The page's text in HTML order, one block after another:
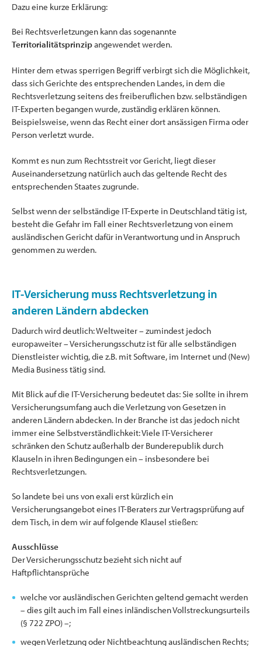
Dazu eine kurze Erklärung:
Bei Rechtsverletzungen kann das sogenannte
Territorialitätsprinzipangewendet werden.
Hinter dem etwas sperrigen Begriff verbirgt sich die Möglichkeit,
dass sich Gerichte des entsprechenden Landes, in dem die
Rechtsverletzung seitens des freiberuflichen bzw. selbständigen
IT-Experten begangen wurde, zuständig erklären können.
Beispielsweise, wenn das Recht einer dort ansässigen Firma oder
Person verletzt wurde.
Kommt es nun zum Rechtsstreit vor Gericht, liegt dieser
Auseinandersetzung natürlich auch das geltende Recht des
entsprechenden Staates zugrunde.
Selbst wenn der selbständige IT-Experte in Deutschland tätig ist,
besteht die Gefahr im Fall einer Rechtsverletzung von einem
ausländischen Gericht dafür in Verantwortung und in Anspruch
genommen zu werden.
IT-Versicherung muss Rechtsverletzung in
anderen Ländern abdecken
Dadurch wird deutlich: Weltweiter – zumindest jedoch
europaweiter – Versicherungsschutz ist für alle selbständigen
Dienstleister wichtig, die z.B. mit Software, im Internet und (New)
Media Business tätig sind.
Mit Blick auf die IT-Versicherung bedeutet das: Sie sollte in ihrem
Versicherungsumfang auch die Verletzung von Gesetzen in
anderen Ländern abdecken. In der Branche ist das jedoch nicht
immer eine Selbstverständlichkeit: Viele IT-Versicherer
schränken den Schutz außerhalb der Bunderepublik durch
Klauseln in ihren Bedingungen ein – insbesondere bei
Rechtsverletzungen.
So landete bei uns von exali erst kürzlich ein
Versicherungsangebot eines IT-Beraters zur Vertragsprüfung auf
dem Tisch, in dem wir auf folgende Klausel stießen:
Ausschlüsse
Der Versicherungsschutz bezieht sich nicht auf
Haftpflichtansprüche
welche vor ausländischen Gerichten geltend gemacht werden
– dies gilt auch im Fall eines inländischen Vollstreckungsurteils
(§ 722 ZPO) –;
wegen Verletzung oder Nichtbeachtung ausländischen Rechts;